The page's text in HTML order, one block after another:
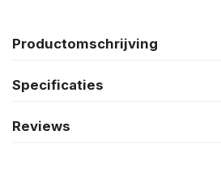
Productomschrijving
Specificaties
Reviews